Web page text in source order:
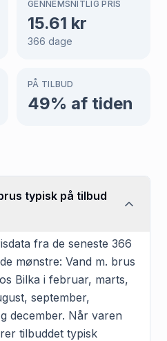
GENNEMSNITLIG PRIS
15.61 kr
366 dage
PÅ TILBUD
49% af tiden
typisk på tilbud
fra de seneste 366
mønstre: Vand m. brus
Bilka i februar, marts,
september,
december. Når varen
tilbuddet typisk